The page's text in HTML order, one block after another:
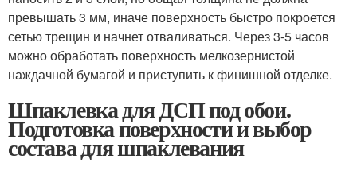
превышать 3 мм, иначе поверхность быстро покроется
сетью трещин и начнет отваливаться. Через 3-5 часов
можно обработать поверхность мелкозернистой
наждачной бумагой и приступить к финишной отделке.
Шпаклевка для ДСП под обои.
Подготовка поверхности и выбор
состава для шпаклевания